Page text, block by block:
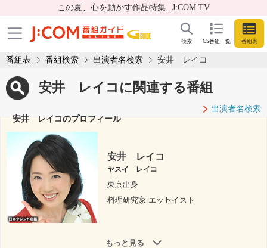
この夏、心を動かす作品特集 | J:COM TV
CS番組一覧 番組表
検索
番組表 番組検索 出演者名検索 安井 レイコ
安井 レイコに関連する番組
出演者名検索
安井 レイコのプロフィール
安井 レイコ
ヤスイ レイコ
東京出身
料理研究家 エッセイスト
もっと見る